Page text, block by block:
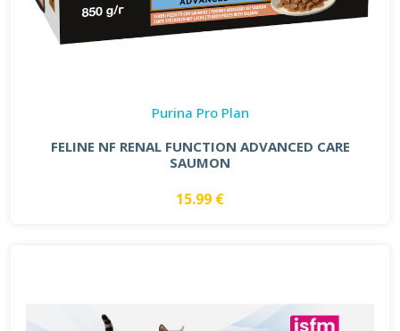
Purina Pro Plan
FELINE NF RENAL FUNCTION ADVANCED CARE
SAUMON
15.99 €